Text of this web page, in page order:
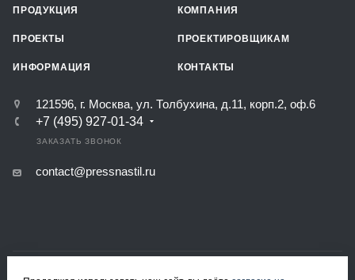
ПРОДУКЦИЯ КОМПАНИЯ
ПРОЕКТЫ ПРОЕКТИРОВЩИКАМ
ИНФОРМАЦИЯ КОНТАКТЫ
121596, г. Москва, ул. Толбухина, д.11, корп.2, оф.6
+7 (495) 927-01-34
ЗАКАЗАТЬ ЗВОНОК
contact@pressnastil.ru